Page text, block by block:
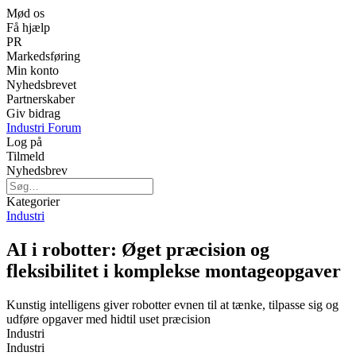
Mød os
Få hjælp
PR
Markedsføring
Min konto
Nyhedsbrevet
Partnerskaber
Giv bidrag
Industri Forum
Log på
Tilmeld
Nyhedsbrev
Kategorier
Industri
AI i robotter: Øget præcision og
fleksibilitet i komplekse montageopgaver
Kunstig intelligens giver robotter evnen til at tænke, tilpasse sig og
udføre opgaver med hidtil uset præcision
Industri
Industri